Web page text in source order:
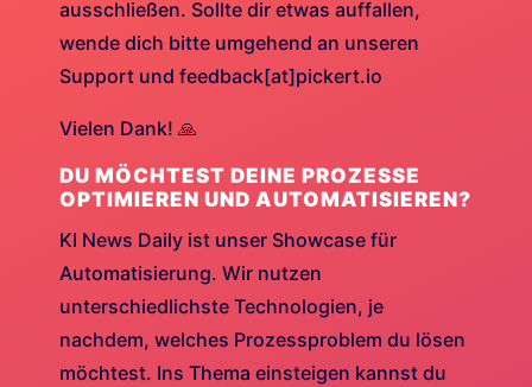
ausschließen. Sollte dir etwas auffallen,
wende dich bitte umgehend an unseren
Support und feedback[at]pickert.io
Vielen Dank! 🙏
DU MÖCHTEST DEINE PROZESSE
OPTIMIEREN UND AUTOMATISIEREN?
KI News Daily ist unser Showcase für
Automatisierung. Wir nutzen
unterschiedlichste Technologien, je
nachdem, welches Prozessproblem du lösen
möchtest. Ins Thema einsteigen kannst du